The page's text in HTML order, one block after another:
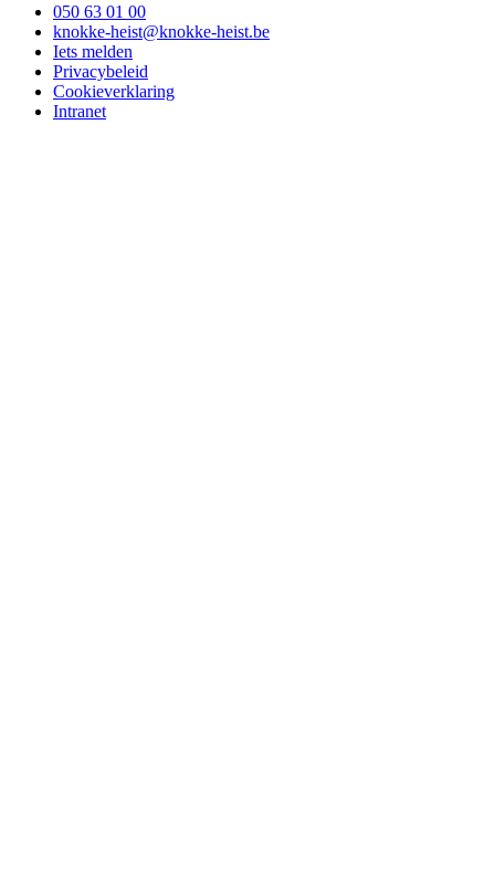
050 63 01 00
knokke-heist@knokke-heist.be
Iets melden
Privacybeleid
Cookieverklaring
Intranet